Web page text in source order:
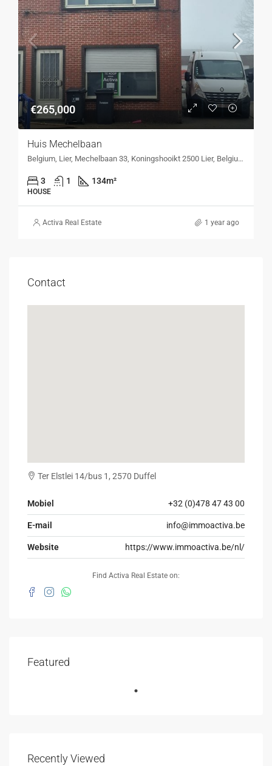
€265,000
Huis Mechelbaan
Belgium, Lier, Mechelbaan 33, Koningshooikt 2500 Lier, Belgium, Mechelbaan 33, Koningshooikt 2500 Lier, Belgium
3 1 134m²
HOUSE
Activa Real Estate 1 year ago
Contact
Ter Elstlei 14/bus 1, 2570 Duffel
Mobiel +32 (0)478 47 43 00
E-mail info@immoactiva.be
Website https://www.immoactiva.be/nl/
Find Activa Real Estate on:
Featured
Recently Viewed